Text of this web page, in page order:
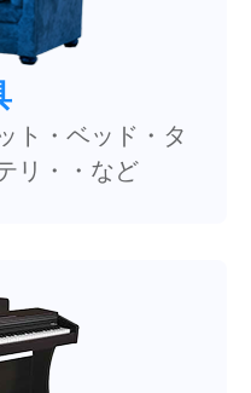
ト・ベッド・タ
リ・・など